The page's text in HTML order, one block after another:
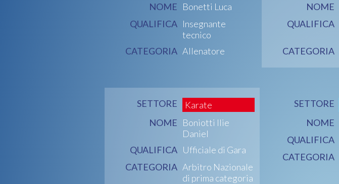
NOME Bonetti Luca
QUALIFICA Insegnante
tecnico
CATEGORIA Allenatore
NOME
QUALIFICA
CATEGORIA
SETTORE
Karate
NOME Boniotti Ilie
Daniel
QUALIFICA Ufficiale di Gara
CATEGORIA Arbitro Nazionale
di prima categoria
SETTORE
NOME
QUALIFICA
CATEGORIA